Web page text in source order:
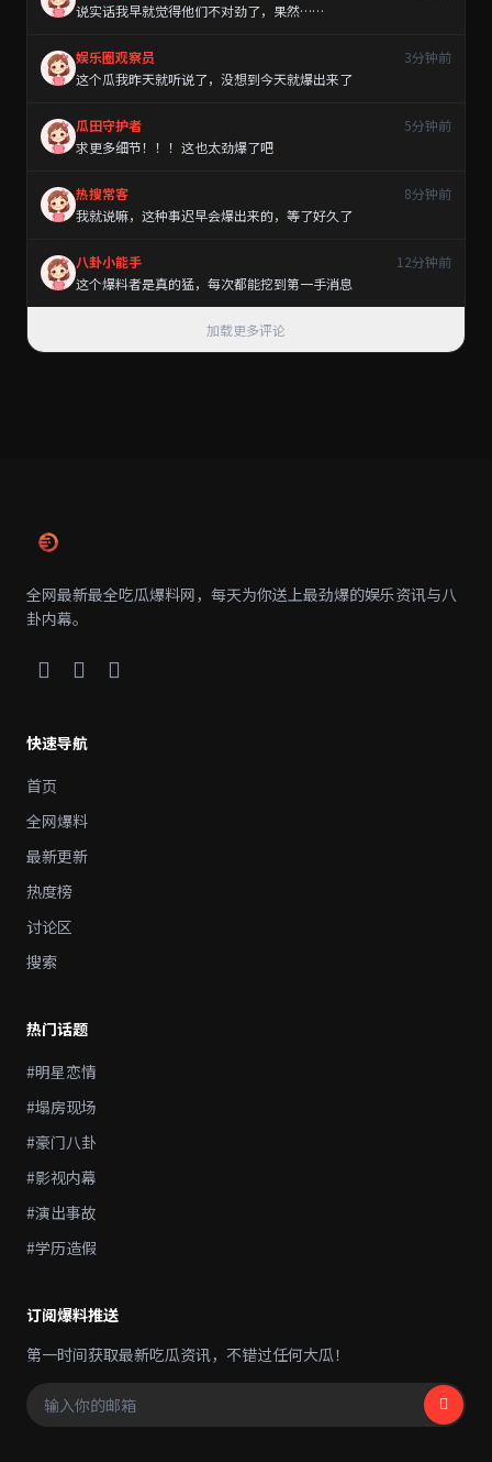
说实话我早就觉得他们不对劲了，果然……
娱乐圈观察员
3分钟前
这个瓜我昨天就听说了，没想到今天就爆出来了
瓜田守护者
5分钟前
求更多细节！！！这也太劲爆了吧
热搜常客
8分钟前
我就说嘛，这种事迟早会爆出来的，等了好久了
八卦小能手
12分钟前
这个爆料者是真的猛，每次都能挖到第一手消息
加载更多评论
全网最新最全吃瓜爆料网，每天为你送上最劲爆的娱乐资讯与八
卦内幕。
快速导航
首页
全网爆料
最新更新
热度榜
讨论区
搜索
热门话题
#明星恋情
#塌房现场
#豪门八卦
#影视内幕
#演出事故
#学历造假
订阅爆料推送
第一时间获取最新吃瓜资讯，不错过任何大瓜！